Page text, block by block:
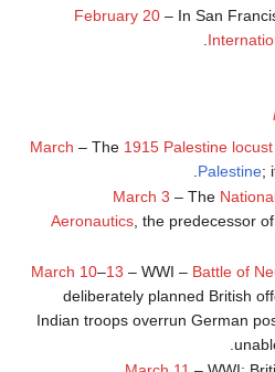
February 20– In San
March – The 1915 Palestine
Palestine;
March 3 – The
Aeronautics, the predecessor of
March 10–13 – WWI – Battle of
deliberately planned British
Indian troops overrun German